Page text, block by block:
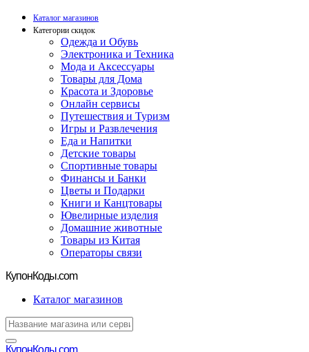
Каталог магазинов
Категории скидок
Одежда и Обувь
Электроника и Техника
Мода и Аксессуары
Товары для Дома
Красота и Здоровье
Онлайн сервисы
Путешествия и Туризм
Игры и Развлечения
Еда и Напитки
Детские товары
Спортивные товары
Финансы и Банки
Цветы и Подарки
Книги и Канцтовары
Ювелирные изделия
Домашние животные
Товары из Китая
Операторы связи
КупонКоды.com
Каталог магазинов
КупонКоды.com